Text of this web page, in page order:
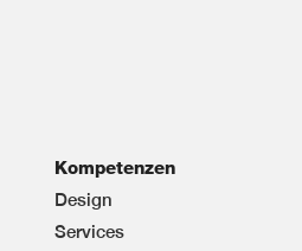
Kompetenzen
Design
Services